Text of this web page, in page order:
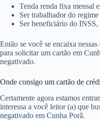
Tenda renda fixa mensal
Ser trabalhador do
Ser beneficiário do INSS,
Então se você se encaixa
para solicitar um cartão em
negativado.
Onde consigo um cartão de
Certamente agora estamos
interessa a você leitor (a) que
negativado em Cunha Porã.